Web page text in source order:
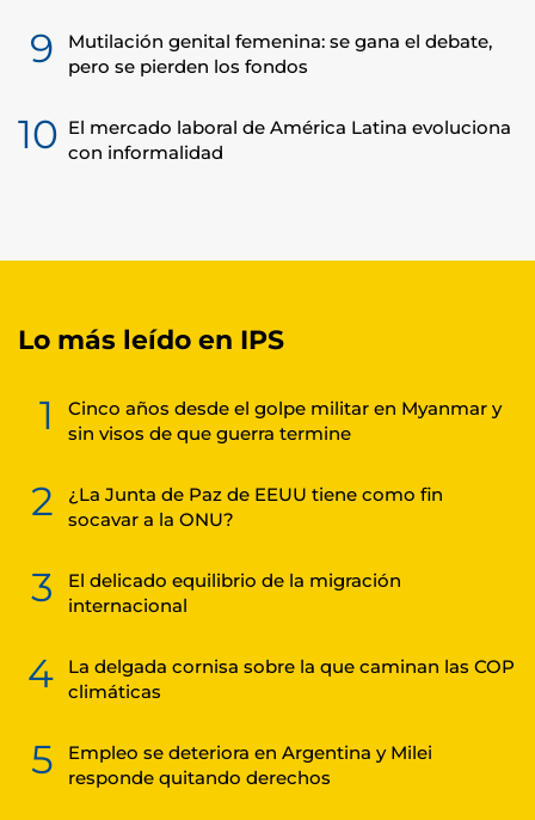
9
Mutilación genital femenina: se gana el debate,
pero se pierden los fondos
10 El mercado laboral de América Latina evoluciona
con informalidad
Lo más leído en IPS
1
Cinco años desde el golpe militar en Myanmar y
sin visos de que guerra termine
2
¿La Junta de Paz de EEUU tiene como fin
socavar a la ONU?
3
El delicado equilibrio de la migración
internacional
4
La delgada cornisa sobre la que caminan las COP
climáticas
5
Empleo se deteriora en Argentina y Milei
responde quitando derechos